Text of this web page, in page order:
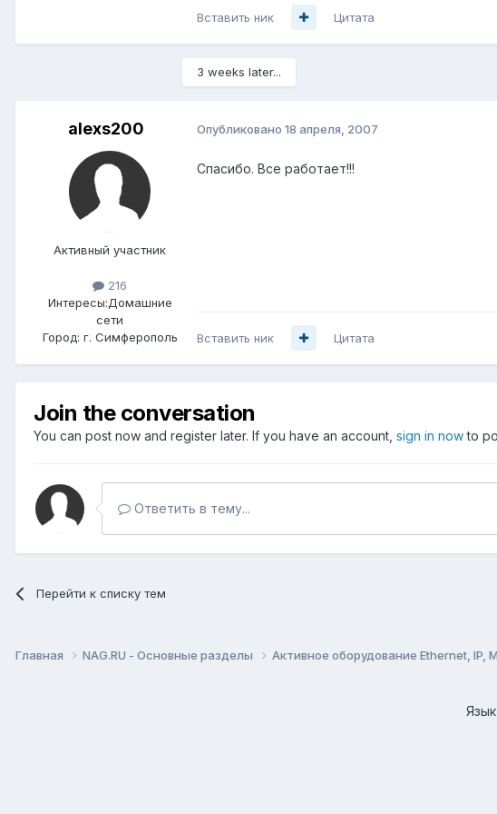
Вставить ник Цитата
3 weeks later...
alexs200
Активный участник
216
Интересы:Домашние
сети
Город: г. Симферополь
Опубликовано 18 апреля, 2007
Спасибо. Все работает!!!
Вставить ник Цитата
Join the conversation
You can post now and register later. If you have an account, sign in nowto
Ответить в тему...
Перейти к списку тем
Главная NAG.RU - Основные разделы Активное оборудование Ethernet, IP,
Язык